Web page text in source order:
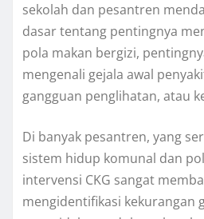
sekolah dan pesantren
dasar tentang pentingnya
pola makan bergizi,
mengenali gejala awal
gangguan penglihatan, atau
Di banyak pesantren, yang
sistem hidup komunal dan
intervensi CKG sangat
mengidentifikasi kekurangan